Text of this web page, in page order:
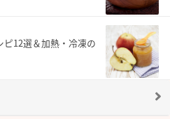
12選＆加熱・冷凍の